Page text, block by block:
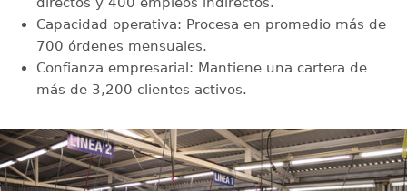
Capacidad operativa: Procesa en promedio más de
700 órdenes mensuales.
Confianza empresarial: Mantiene una cartera de
más de 3,200 clientes activos.